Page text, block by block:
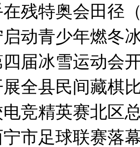
残特奥会田径
动青少年燃冬
届冰雪运动会
全县民间藏棋
竞精英赛北区
市足球联赛落